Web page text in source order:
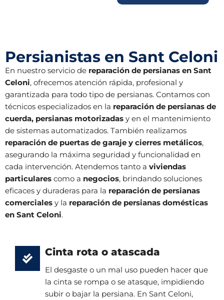
Persianistas en Sant Celoni
En nuestro servicio de reparación de persianas en Sant
Celoni, ofrecemos atención rápida, profesional y
garantizada para todo tipo de persianas. Contamos con
técnicos especializados en la reparación de persianas de
cuerda, persianas motorizadas y en el mantenimiento
de sistemas automatizados. También realizamos
reparación de puertas de garaje y cierres metálicos,
asegurando la máxima seguridad y funcionalidad en
cada intervención. Atendemos tanto a viviendas
particulares como a negocios, brindando soluciones
eficaces y duraderas para la reparación de persianas
comerciales y la reparación de persianas domésticas
en Sant Celoni.
Cinta rota o atascada
El desgaste o un mal uso pueden hacer que
la cinta se rompa o se atasque, impidiendo
subir o bajar la persiana. En Sant Celoni,